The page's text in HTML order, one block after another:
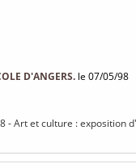
D'ANGERS. le 07/05/98
- Art et culture : exposition